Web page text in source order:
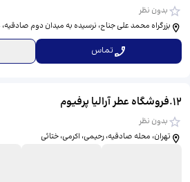
بدون نظر
بزرگراه محمد علی جناح، نرسیده به میدان دوم صادقیه،
تماس
12
.فروشگاه عطر آرالیا پرفیوم
بدون نظر
تهران، محله صادقیه، رحیمی، اکرمی، ختائی